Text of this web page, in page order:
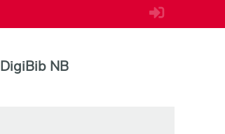
DigiBib NB